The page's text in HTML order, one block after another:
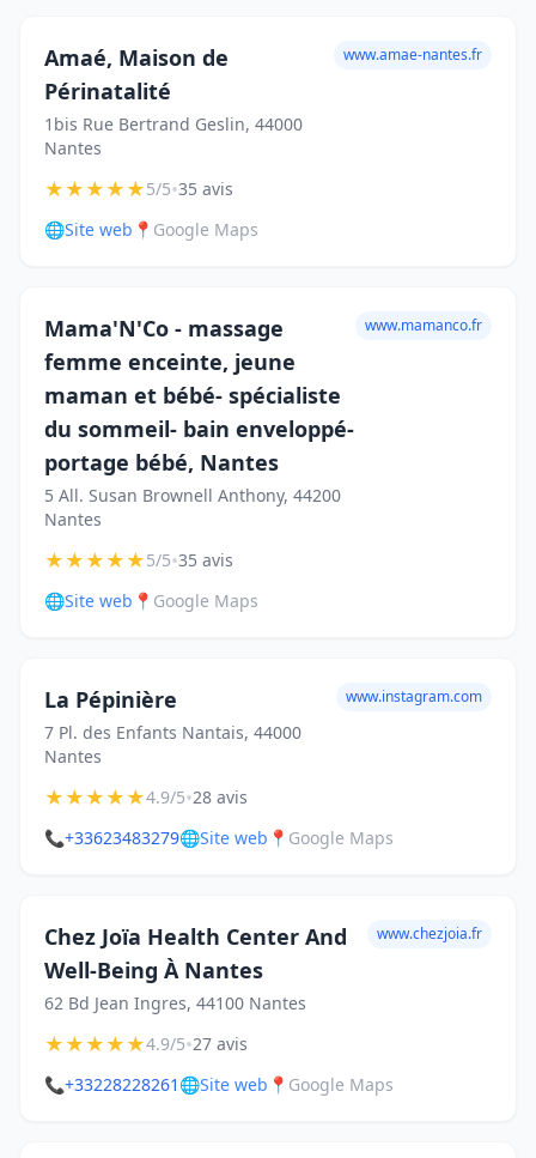
Amaé, Maison de
Périnatalité
1bis Rue Bertrand Geslin, 44000
Nantes
www.amae-nantes.fr
★★★★★5/5•35 avis
🌐Site web 📍 Google Maps
Mama'N'Co - massage
femme enceinte, jeune
maman et bébé- spécialiste
du sommeil- bain enveloppé-
portage bébé, Nantes
5 All. Susan Brownell Anthony, 44200
Nantes
www.mamanco.fr
★★★★★5/5•35 avis
🌐Site web 📍 Google Maps
La Pépinière
7 Pl. des Enfants Nantais, 44000
Nantes
www.instagram.com
★★★★★4.9/5•28 avis
📞+33623483279🌐Site web 📍 Google Maps
Chez Joïa Health Center And
Well-Being À Nantes
62 Bd Jean Ingres, 44100 Nantes
www.chezjoia.fr
★★★★★4.9/5•27 avis
📞+33228228261 🌐Site web 📍 Google Maps